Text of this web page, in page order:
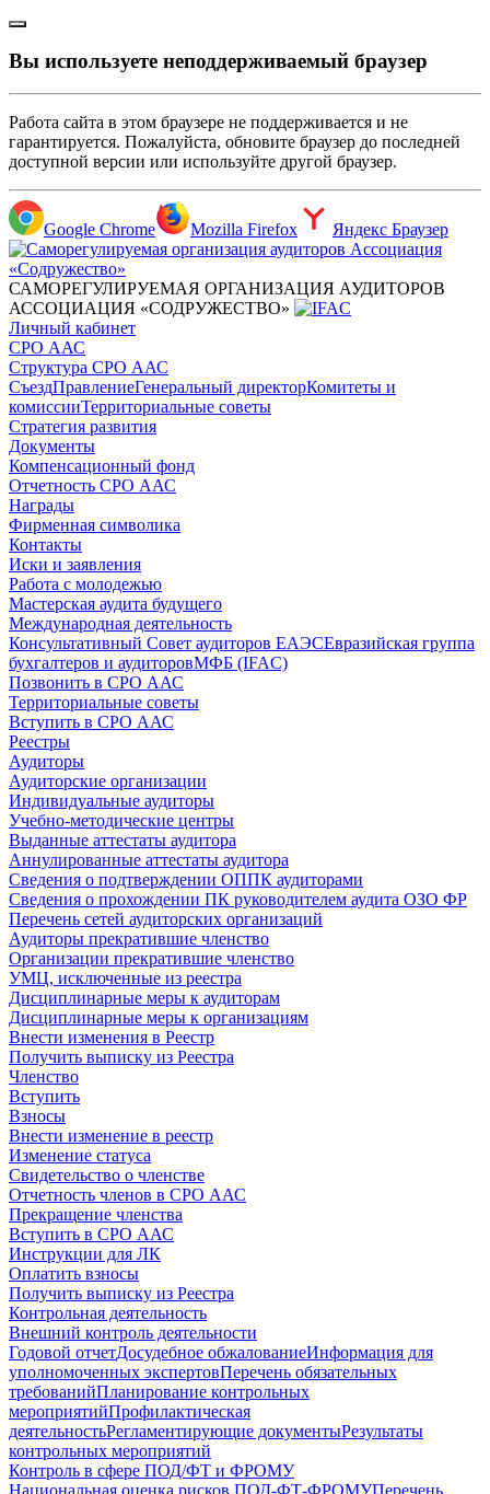
Вы используете неподдерживаемый браузер
Работа сайта в этом браузере не поддерживается и не
гарантируется. Пожалуйста, обновите браузер до последней
доступной версии или используйте другой браузер.
Google Chrome Mozilla Firefox Яндекс Браузер
САМОРЕГУЛИРУЕМАЯ ОРГАНИЗАЦИЯ АУДИТОРОВ
АССОЦИАЦИЯ «СОДРУЖЕСТВО»
Личный кабинет
СРО ААС
Структура СРО ААС
СъездПравлениеГенеральный директорКомитеты и
комиссииТерриториальные советы
Стратегия развития
Документы
Компенсационный фонд
Отчетность СРО ААС
Награды
Фирменная символика
Контакты
Иски и заявления
Работа с молодежью
Мастерская аудита будущего
Международная деятельность
Консультативный Совет аудиторов ЕАЭСЕвразийская группа
бухгалтеров и аудиторовМФБ (IFAC)
Позвонить в СРО ААС
Территориальные советы
Вступить в СРО ААС
Реестры
Аудиторы
Аудиторские организации
Индивидуальные аудиторы
Учебно-методические центры
Выданные аттестаты аудитора
Аннулированные аттестаты аудитора
Сведения о подтверждении ОППК аудиторами
Сведения о прохождении ПК руководителем аудита ОЗО ФР
Перечень сетей аудиторских организаций
Аудиторы прекратившие членство
Организации прекратившие членство
УМЦ, исключенные из реестра
Дисциплинарные меры к аудиторам
Дисциплинарные меры к организациям
Внести изменения в Реестр
Получить выписку из Реестра
Членство
Вступить
Взносы
Внести изменение в реестр
Изменение статуса
Свидетельство о членстве
Отчетность членов в СРО ААС
Прекращение членства
Вступить в СРО ААС
Инструкции для ЛК
Оплатить взносы
Получить выписку из Реестра
Контрольная деятельность
Внешний контроль деятельности
Годовой отчетДосудебное обжалованиеИнформация для
уполномоченных экспертовПеречень обязательных
требованийПланирование контрольных
мероприятийПрофилактическая
деятельностьРегламентирующие документыРезультаты
контрольных мероприятий
Контроль в сфере ПОД/ФТ и ФРОМУ